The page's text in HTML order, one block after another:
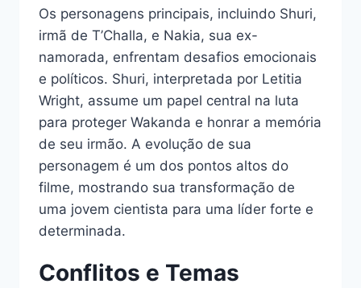
Os personagens principais, incluindo Shuri,
irmã de T’Challa, e Nakia, sua ex-
namorada, enfrentam desafios emocionais
e políticos. Shuri, interpretada por Letitia
Wright, assume um papel central na luta
para proteger Wakanda e honrar a memória
de seu irmão. A evolução de sua
personagem é um dos pontos altos do
filme, mostrando sua transformação de
uma jovem cientista para uma líder forte e
determinada.
Conflitos e Temas